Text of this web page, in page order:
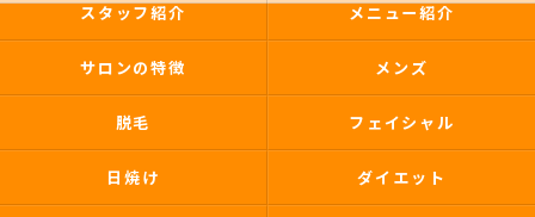
スタッフ紹介 メニュー紹介
サロンの特徴 メンズ
脱毛 フェイシャル
日焼け ダイエット